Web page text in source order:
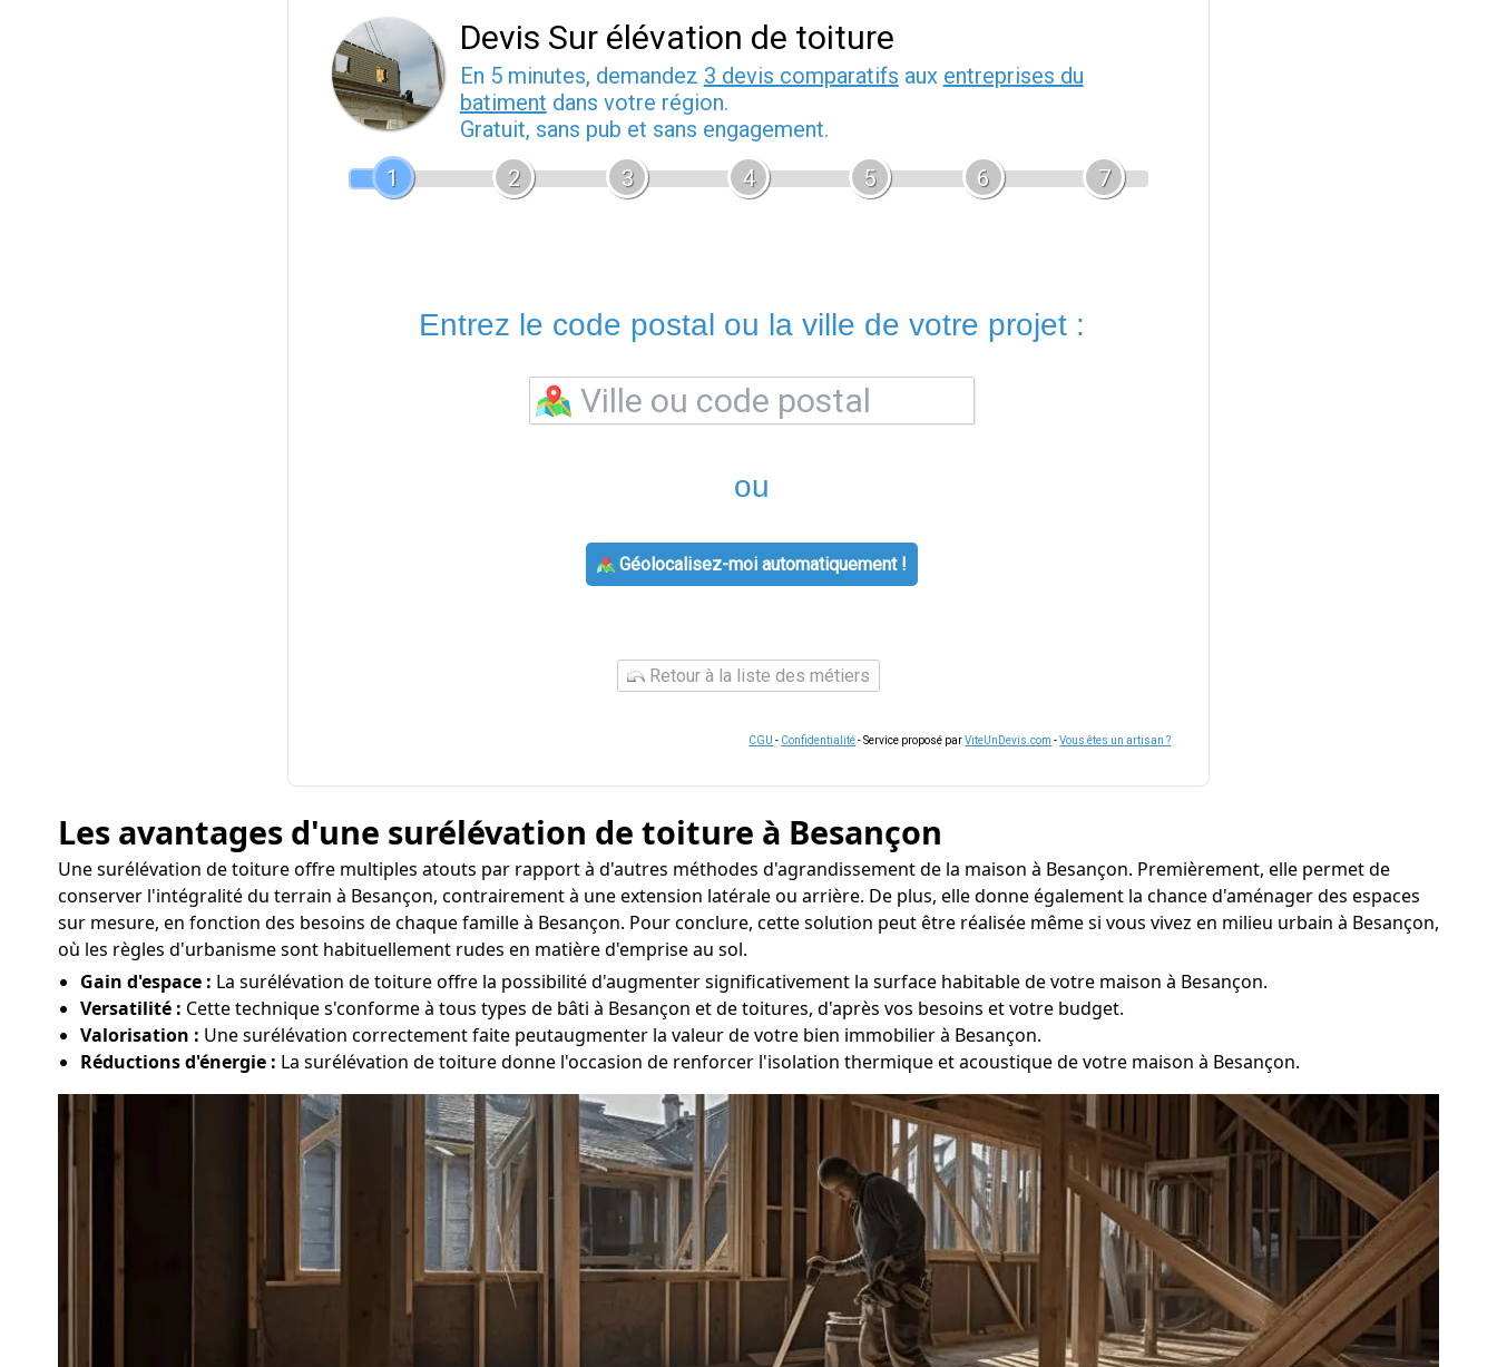
Devis Sur élévation de toiture
En 5 minutes, demandez 3 devis comparatifs aux entreprises du
batiment dans votre région.
Gratuit, sans pub et sans engagement.
1
2 3 4 5 6 7
Entrez le code postal ou la ville de votre projet :
ou
Géolocalisez-moi automatiquement !
Retour à la liste des métiers
CGU - Confidentialité- Service proposé parViteUnDevis.com -Vous êtes un artisan ?
Les avantages d'une surélévation de toiture à Besançon
Une surélévation de toiture offre multiples atouts par rapport à d'autres méthodes d'agrandissement de la maison à Besançon. Premièrement, elle permet de
conserver l'intégralité du terrain à Besançon, contrairement à une extension latérale ou arrière. De plus, elle donne également la chance d'aménager des espaces
sur mesure, en fonction des besoins de chaque famille à Besançon. Pour conclure, cette solution peut être réalisée même si vous vivez en milieu urbain à Besançon,
où les règles d'urbanisme sont habituellement rudes en matière d'emprise au sol.
Gain d'espace : La surélévation de toiture offre la possibilité d'augmenter significativement la surface habitable de votre maison à Besançon.
Versatilité : Cette technique s'conforme à tous types de bâti à Besançon et de toitures, d'après vos besoins et votre budget.
Valorisation : Une surélévation correctement faite peutaugmenter la valeur de votre bien immobilier à Besançon.
Réductions d'énergie : La surélévation de toiture donne l'occasion de renforcer l'isolation thermique et acoustique de votre maison à Besançon.